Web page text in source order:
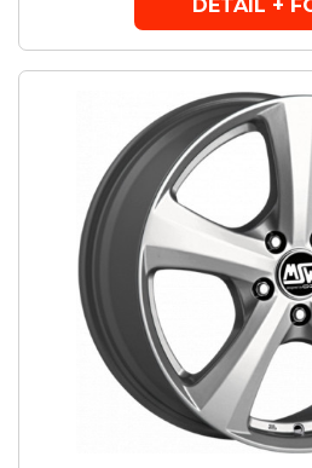
DETAIL +